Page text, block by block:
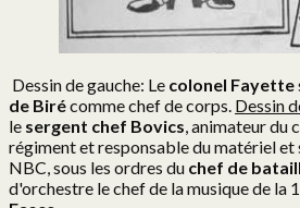
Dessin de gauche: Le colonel Fayette
de Birécomme chef de corps. Dessin
le sergent chef Bovics, animateur du
régiment et responsable du matériel
NBC, sous les ordres du chef de
d'orchestre le chef de la musique de la